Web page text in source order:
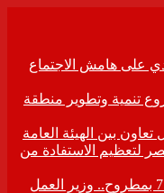
على هامش الاجتماع
تنمية وتطوير منطقة
بين الهيئة العامة
لتعظيم الاستفادة من
من قلب مركز تدريب مهني الكيلو 7 بمطروح.. وزير العمل